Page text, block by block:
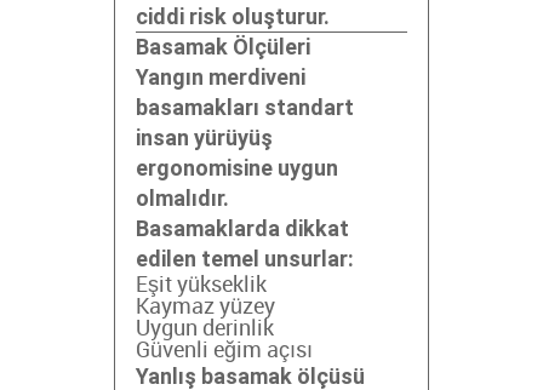
ciddi risk oluşturur.
Basamak Ölçüleri
Yangın merdiveni
basamakları standart
insan yürüyüş
ergonomisine uygun
olmalıdır.
Basamaklarda dikkat
edilen temel unsurlar:
Eşit yükseklik
Kaymaz yüzey
Uygun derinlik
Güvenli eğim açısı
Yanlış basamak ölçüsü